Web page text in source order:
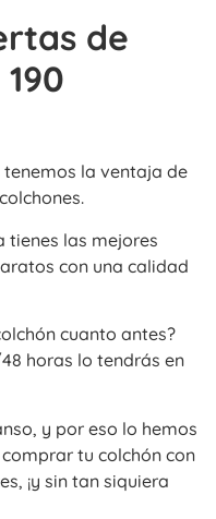
de
tenemos la ventaja de
tienes las mejores
con una calidad
cuanto antes?
horas lo tendrás en
y por eso lo hemos
tu colchón con
¡y sin tan siquiera